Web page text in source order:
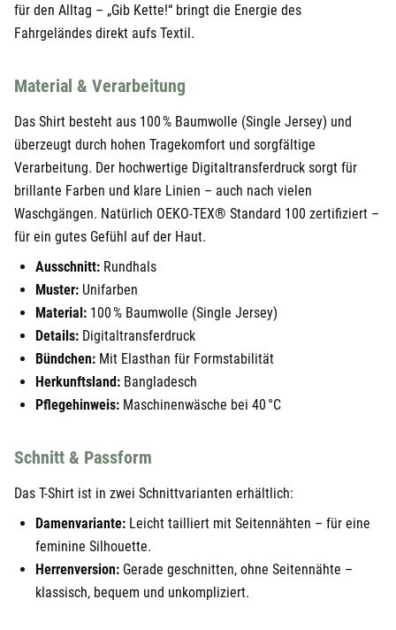
für den Alltag – „Gib Kette!“ bringt die Energie des
Fahrgeländes direkt aufs Textil.
Material & Verarbeitung
Das Shirt besteht aus 100 % Baumwolle (Single Jersey) und
überzeugt durch hohen Tragekomfort und sorgfältige
Verarbeitung. Der hochwertige Digitaltransferdruck sorgt für
brillante Farben und klare Linien – auch nach vielen
Waschgängen. Natürlich OEKO-TEX® Standard 100 zertifiziert –
für ein gutes Gefühl auf der Haut.
Ausschnitt: Rundhals
Muster: Unifarben
Material: 100 % Baumwolle (Single Jersey)
Details: Digitaltransferdruck
Bündchen: Mit Elasthan für Formstabilität
Herkunftsland: Bangladesch
Pflegehinweis: Maschinenwäsche bei 40 °C
Schnitt & Passform
Das T-Shirt ist in zwei Schnittvarianten erhältlich:
Damenvariante: Leicht tailliert mit Seitennähten – für eine
feminine Silhouette.
Herrenversion: Gerade geschnitten, ohne Seitennähte –
klassisch, bequem und unkompliziert.